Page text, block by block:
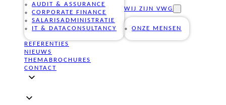
AUDIT & ASSURANCE
CORPORATE FINANCE
SALARISADMINISTRATIE
IT & DATACONSULTANCY
WIJ ZIJN VWG
ONZE MENSEN
REFERENTIES
NIEUWS
THEMABROCHURES
CONTACT